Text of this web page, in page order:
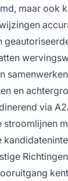
maar ook
en
via
stroomlijnen
Richtingen